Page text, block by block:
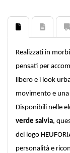
Realizzati in
pensati per
libero e i look
movimento e
Disponibili nelle
verde salvia,
del logo
personalità e